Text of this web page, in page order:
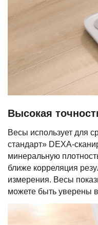
Высокая
Весы использует для
стандарт» DEXA-
минеральную
ближе корреляция
измерения. Весы
можете быть уверены в